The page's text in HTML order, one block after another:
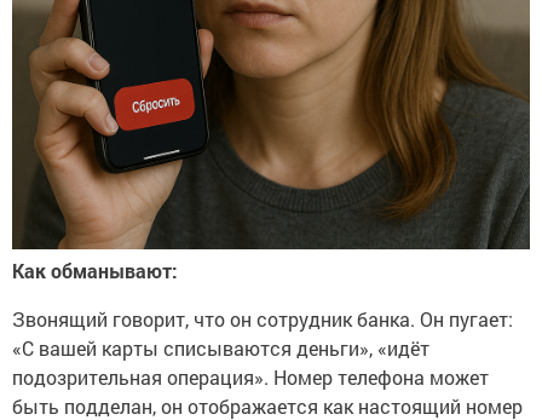
Как обманывают:
Звонящий говорит, что он сотрудник банка. Он пугает:
«С вашей карты списываются деньги», «идёт
подозрительная операция». Номер телефона может
быть подделан, он отображается как настоящий номер